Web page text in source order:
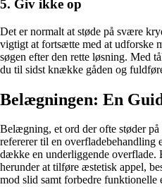
5. Giv ikke op
Det er normalt at støde på svære
vigtigt at fortsætte med at udforske
søgen efter den rette løsning. Med
du til sidst knække gåden og
Belægningen: En
Belægning, et ord der ofte støder
refererer til en overfladebehandling
dække en underliggende
herunder at tilføre æstetisk appel,
mod slid samt forbedre funktionelle